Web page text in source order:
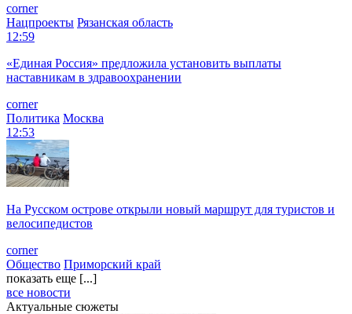
corner
Нацпроекты Рязанская область
12:59
«Единая Россия» предложила установить выплаты
наставникам в здравоохранении
corner
Политика Москва
12:53
На Русском острове открыли новый маршрут для туристов и
велосипедистов
corner
Общество Приморский край
показать еще [...]
все новости
Актуальные сюжеты